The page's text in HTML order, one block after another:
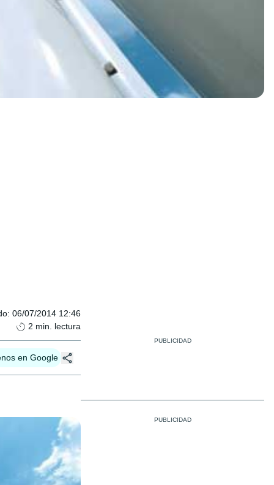
: 06/07/2014 12:46
2 min. lectura
en Google